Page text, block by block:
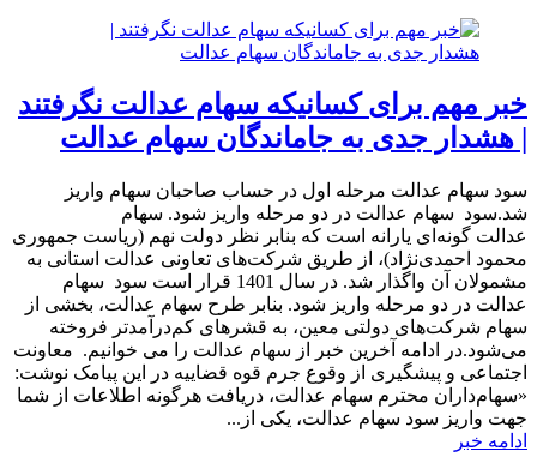
خبر مهم برای کسانیکه سهام عدالت نگرفتند
| هشدار جدی به جاماندگان سهام عدالت
​سود سهام عدالت مرحله اول در حساب صاحبان سهام واریز
شد.سود سهام عدالت در دو مرحله واریز شود. سهام
عدالت گونه‌ای یارانه است که بنابر نظر دولت نهم (ریاست جمهوری
محمود احمدی‌نژاد)، از طریق شرکت‌های تعاونی عدالت استانی به
مشمولان آن واگذار شد. در سال 1401 قرار است سود سهام
عدالت در دو مرحله واریز شود. بنابر طرح سهام عدالت، بخشی از
سهام شرکت‌های دولتی معین، به قشرهای کم‌درآمدتر فروخته
می‌شود.در ادامه آخرین خبر از سهام عدالت را می خوانیم. معاونت
اجتماعی و پیشگیری از وقوع جرم قوه قضاییه در این پیامک نوشت:
«سهام‌داران محترم سهام عدالت، دریافت هرگونه اطلاعات از شما
جهت واریز سود سهام عدالت، یکی از...
ادامه خبر